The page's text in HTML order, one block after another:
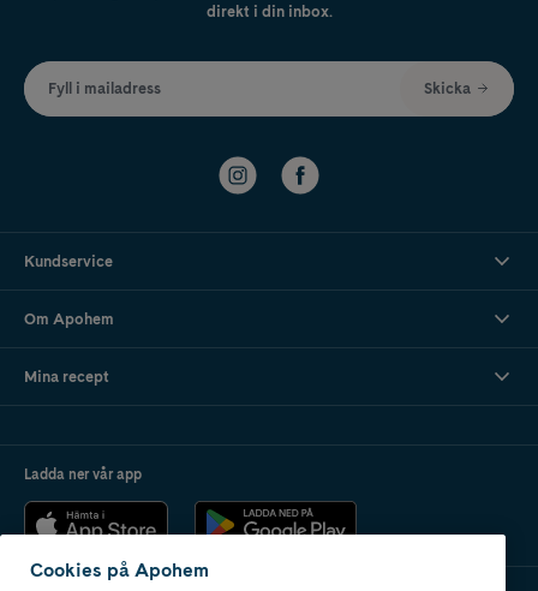
direkt i din inbox.
Fyll i mailadress Skicka
Kundservice
Om Apohem
Mina recept
Ladda ner vår app
Cookies på Apohem